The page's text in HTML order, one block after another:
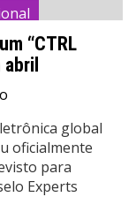
“CTRL
global
oficialmente
para
Experts